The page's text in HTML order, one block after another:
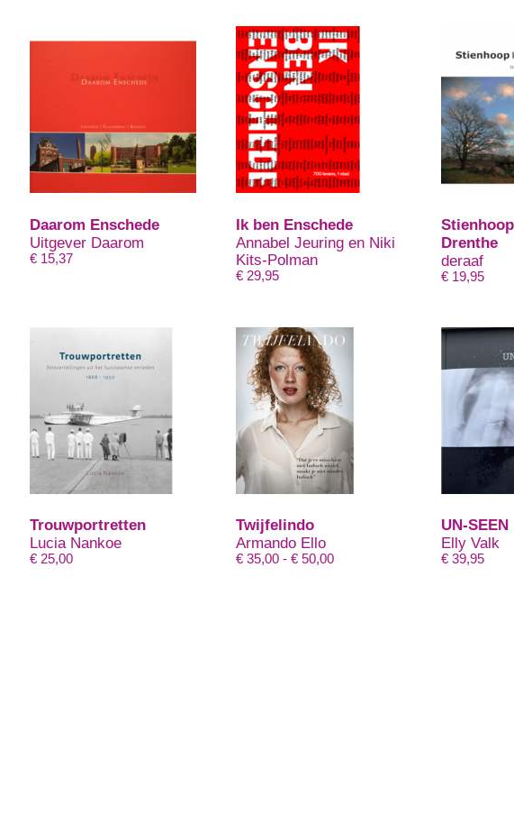
Daarom Enschede
Uitgever Daarom
€15,37
Ik ben Enschede
Annabel Jeuring en Niki
Kits-Polman
€29,95
Drenthe
deraaf
€ 19,95
Trouwportretten
Lucia Nankoe
€25,00
Twijfelindo
Armando Ello
€35,00 - €50,00Prijsklasse:
UN-SEEN
Elly Valk
€ 39,95